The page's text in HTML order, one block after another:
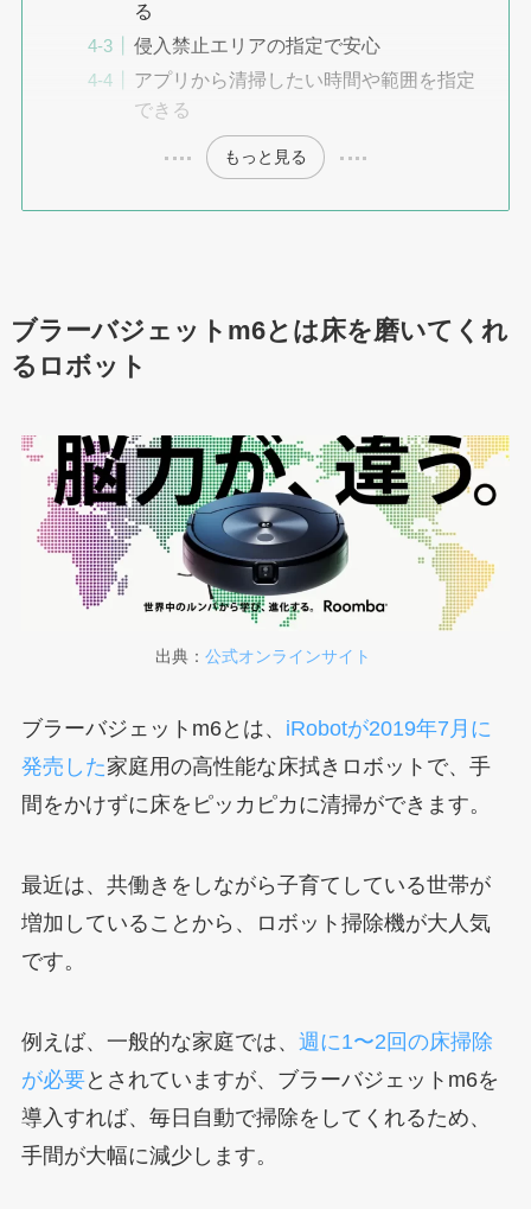
る
侵入禁止エリアの指定で安心
アプリから清掃したい時間や範囲を指定
できる
もっと見る
ブラーバジェットm6とは床を磨いてくれ
るロボット
出典： 公式オンラインサイト
ブラーバジェットm6とは、 iRobotが2019年7月に
発売した家庭用の高性能な床拭きロボットで、手
間をかけずに床をピッカピカに清掃ができます。
最近は、共働きをしながら子育てしている世帯が
増加していることから、ロボット掃除機が大人気
です。
例えば、一般的な家庭では、 週に1〜2回の床掃除
が必要とされていますが、ブラーバジェットm6を
導入すれば、毎日自動で掃除をしてくれるため、
手間が大幅に減少します。